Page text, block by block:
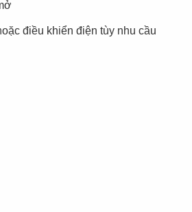
điều khiển điện tùy nhu cầu